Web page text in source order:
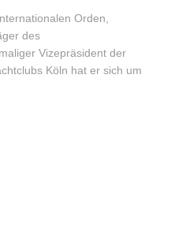
Orden,
des
Vizepräsident der
Köln hat er sich um